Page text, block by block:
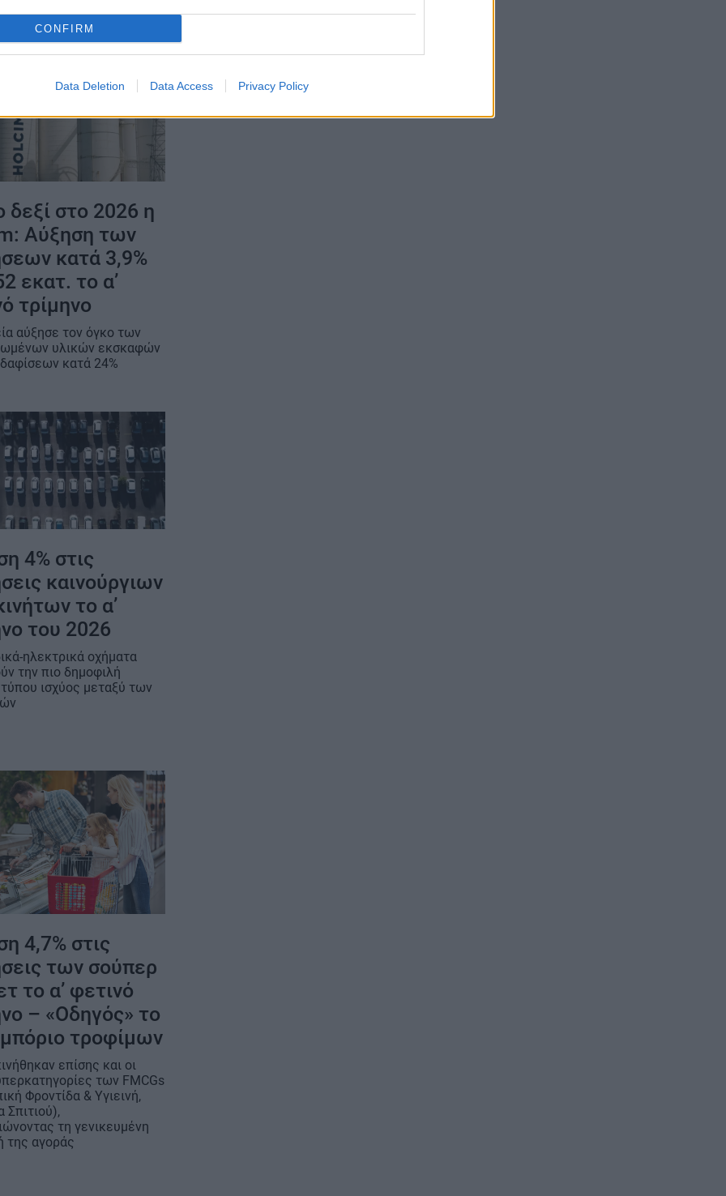
CONFIRM
Data Deletion Data Access Privacy Policy
δεξί στο 2026 η
Αύξηση των
κατά 3,9%
εκατ. το α’
τρίμηνο
αύξησε τον όγκο των
υλικών εκσκαφών
κατά 24%
4% στις
καινούργιων
το α’
του 2026
ηλεκτρικά οχήματα
την πιο δημοφιλή
ισχύος μεταξύ των
4,7% στις
των σούπερ
το α’ φετινό
– «Οδηγός» το
τροφίμων
επίσης και οι
των FMCGs
Φροντίδα & Υγιεινή,
Σπιτιού),
τη γενικευμένη
της αγοράς